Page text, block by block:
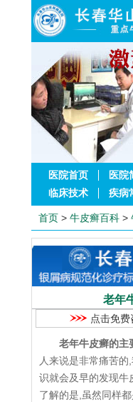
医院首页 医院
临床技术
疾病
首页 > 牛皮癣百科 >
老年
点击免
老年牛皮癣的主
人来说是非常痛苦
识就会及早的发现牛
了解的是,虽然同样